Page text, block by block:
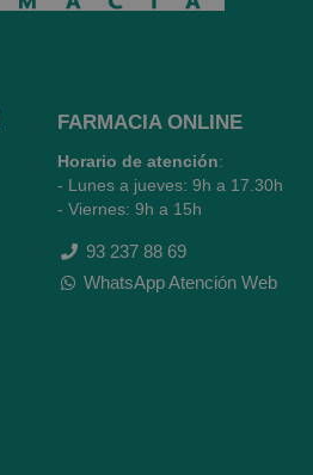
FARMACIA ONLINE
Horario de atención:
- Lunes a jueves: 9h a 17.30h
- Viernes: 9h a 15h
93 237 88 69
WhatsApp Atención Web